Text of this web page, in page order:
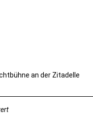
an der Zitadelle